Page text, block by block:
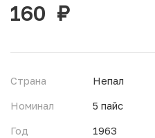
160 руб.
Страна
Непал
Номинал
5 пайс
Год
1963